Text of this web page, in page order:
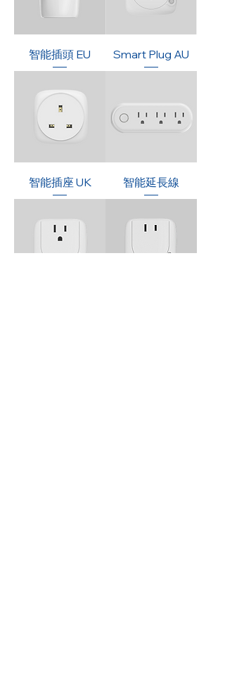
智能插頭 EU Smart Plug AU
智能插座 UK 智能延長線